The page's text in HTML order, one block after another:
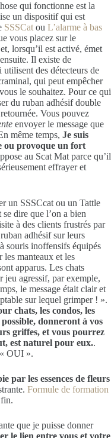
qui fonctionne est la
un dispositif qui est
SSSCat ou L’alarme à bas
vous placez sur le
lorsqu’il est activé, émet
Il existe de
des détecteurs de
qui peut empêcher
le souhaitez. Pour ce qui
du ruban adhésif double
Vous pouvez
envoyer le message que
même temps, Je suis
ou provoque un fort
au Scat Mat parce qu’il
effrayer et
un SSSCcat ou un Tattle
dire que l’on a bien
à des clients frustrés par
adhésif sur leurs
souris inoffensifs équipés
les manteaux et les
apparus. Les chats
jeu agressif, par exemple,
le message était clair et
sur lequel grimper ! ».
chats, les condos, les
donneront à vos
griffes, et vous pourrez
est naturel pour eux..
OUI ».
par les essences de fleurs
Formule de formation
que je puisse donner
le lien entre vous et votre